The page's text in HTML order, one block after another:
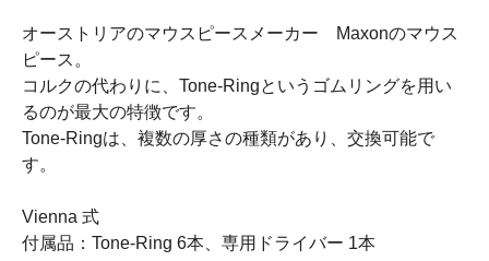
オーストリアのマウスピースメーカー Maxonのマウス
ピース。
コルクの代わりに、Tone-Ringというゴムリングを用い
るのが最大の特徴です。
Tone-Ringは、複数の厚さの種類があり、交換可能で
す。
Vienna 式
付属品：Tone-Ring 6本、専用ドライバー 1本